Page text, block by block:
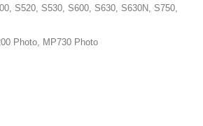
S520, S530, S600, S630, S630N, S750,
Photo, MP730 Photo